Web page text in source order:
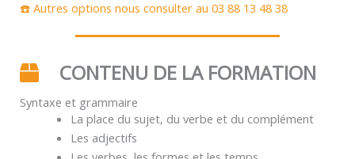
☎️ Autres options nous consulter au 03 88 13 48 38
CONTENU DE LA FORMATION
Syntaxe et grammaire
La place du sujet, du verbe et du complément
Les adjectifs